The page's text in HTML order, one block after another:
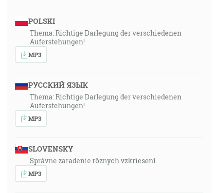
POLSKI
Thema: Richtige Darlegung der verschiedenen
Auferstehungen!
MP3
РУССКИЙ ЯЗЫК
Thema: Richtige Darlegung der verschiedenen
Auferstehungen!
MP3
SLOVENSKY
Správne zaradenie rôznych vzkriesení
MP3